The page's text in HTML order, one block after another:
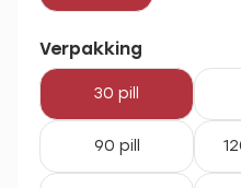
Verpakking
30 pill
90 pill